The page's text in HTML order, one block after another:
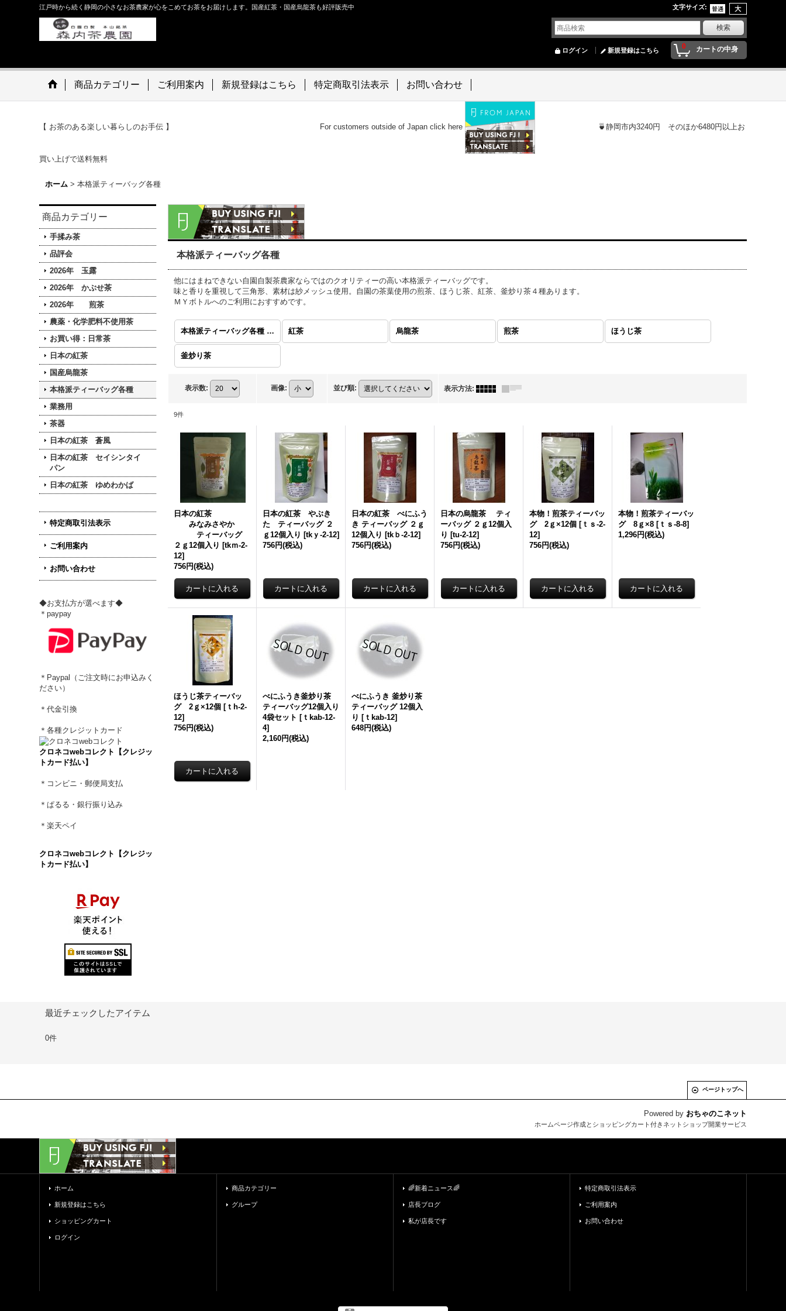
江戸時から続く静岡の小さなお茶農家が心をこめてお茶をお届けします。国産紅茶・国産烏龍茶も好評販売中 文字サイズ:
0 カートの中身
ログイン 新規登録はこちら
商品カテゴリー ご利用案内 新規登録はこちら 特定商取引法表示 お問い合わせ
【 お茶のある楽しい暮らしのお手伝 】 For customers outside of Japan click here 🍵静岡市内3240円 そのほか6480円以上お
買い上げで送料無料
ホーム > 本格派ティーバッグ各種
商品カテゴリー
手揉み茶
品評会
2026年 玉露
2026年 かぶせ茶
2026年 煎茶
農薬・化学肥料不使用茶
お買い得：日常茶
日本の紅茶
国産烏龍茶
本格派ティーバッグ各種
業務用
茶器
日本の紅茶 蒼風
日本の紅茶 セイシンタイ
パン
日本の紅茶 ゆめわかば
特定商取引法表示
ご利用案内
お問い合わせ
◆お支払方が選べます◆
＊paypay
＊Paypal（ご注文時にお申込みく
ださい）
＊代金引換
＊各種クレジットカード
クロネコwebコレクト【クレジッ
トカード払い】
＊コンビニ・郵便局支払
＊ぱるる・銀行振り込み
＊楽天ペイ
クロネコwebコレクト【クレジッ
トカード払い】
本格派ティーバッグ各種
他にはまねできない自園自製茶農家ならではのクオリティーの高い本格派ティーバッグです。
味と香りを重視して三角形、素材は紗メッシュ使用。自園の茶葉使用の煎茶、ほうじ茶、紅茶、釜炒り茶４種あります。
ＭＹボトルへのご利用におすすめです。
本格派ティーバッグ各種 (全商品) 紅茶 烏龍茶 煎茶 ほうじ茶
釜炒り茶
表示数: 画像: 並び順: 表示方法:
9件
日本の紅茶
みなみさやか
ティーバッグ
２ｇ12個入り [tkｍ-2-
12]
756円(税込)
日本の紅茶 やぶき
た ティーバッグ ２
ｇ12個入り [tkｙ-2-12]
756円(税込)
日本の紅茶 べにふう
き ティーバッグ ２ｇ
12個入り [tkｂ-2-12]
756円(税込)
日本の烏龍茶 ティ
ーバッグ ２ｇ12個入
り [tu-2-12]
756円(税込)
本物！煎茶ティーバッ
グ 2ｇ×12個 [ｔｓ-2-
12]
756円(税込)
本物！煎茶ティーバッ
グ 8ｇ×8 [ｔｓ-8-8]
1,296円(税込)
ほうじ茶ティーバッ
グ 2ｇ×12個 [ｔh-2-
12]
756円(税込)
べにふうき釜炒り茶
ティーバッグ12個入り
4袋セット [ｔkab-12-
4]
2,160円(税込)
べにふうき 釜炒り茶
ティーバッグ 12個入
り [ｔkab-12]
648円(税込)
最近チェックしたアイテム
0件
ページトップへ
Powered by おちゃのこネット
ホームページ作成とショッピングカート付きネットショップ開業サービス
ホーム
新規登録はこちら
ショッピングカート
ログイン
商品カテゴリー
グループ
🌈新着ニュース🌈
店長ブログ
私が店長です
特定商取引法表示
ご利用案内
お問い合わせ